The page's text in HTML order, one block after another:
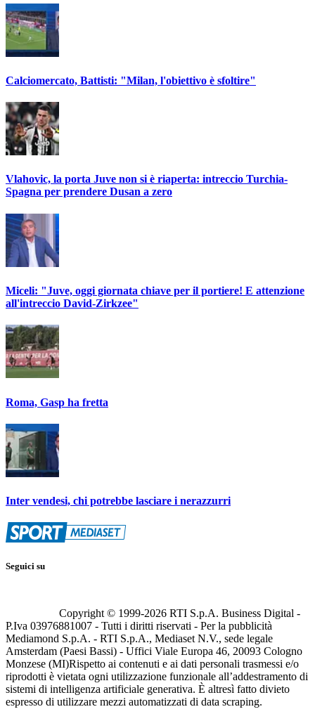
Calciomercato, Battisti: "Milan, l'obiettivo è sfoltire"
Vlahovic, la porta Juve non si è riaperta: intreccio Turchia-
Spagna per prendere Dusan a zero
Miceli: "Juve, oggi giornata chiave per il portiere! E attenzione
all'intreccio David-Zirkzee"
Roma, Gasp ha fretta
Inter vendesi, chi potrebbe lasciare i nerazzurri
Seguici su
Copyright © 1999-2026 RTI S.p.A. Business Digital -
P.Iva 03976881007 - Tutti i diritti riservati - Per la pubblicità
Mediamond S.p.A. - RTI S.p.A., Mediaset N.V., sede legale
Amsterdam (Paesi Bassi) - Uffici Viale Europa 46, 20093 Cologno
Monzese (MI)Rispetto ai contenuti e ai dati personali trasmessi e/o
riprodotti è vietata ogni utilizzazione funzionale all’addestramento di
sistemi di intelligenza artificiale generativa. È altresì fatto divieto
espresso di utilizzare mezzi automatizzati di data scraping.